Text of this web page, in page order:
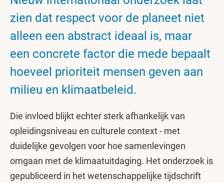
zien dat respect voor de planeet niet
alleen een abstract ideaal is, maar
een concrete factor die mede bepaalt
hoeveel prioriteit mensen geven aan
milieu en klimaatbeleid.
Die invloed blijkt echter sterk afhankelijk van
opleidingsniveau en culturele context - met
duidelijke gevolgen voor hoe samenlevingen
omgaan met de klimaatuitdaging. Het onderzoek is
gepubliceerd in het wetenschappelijke tijdschrift